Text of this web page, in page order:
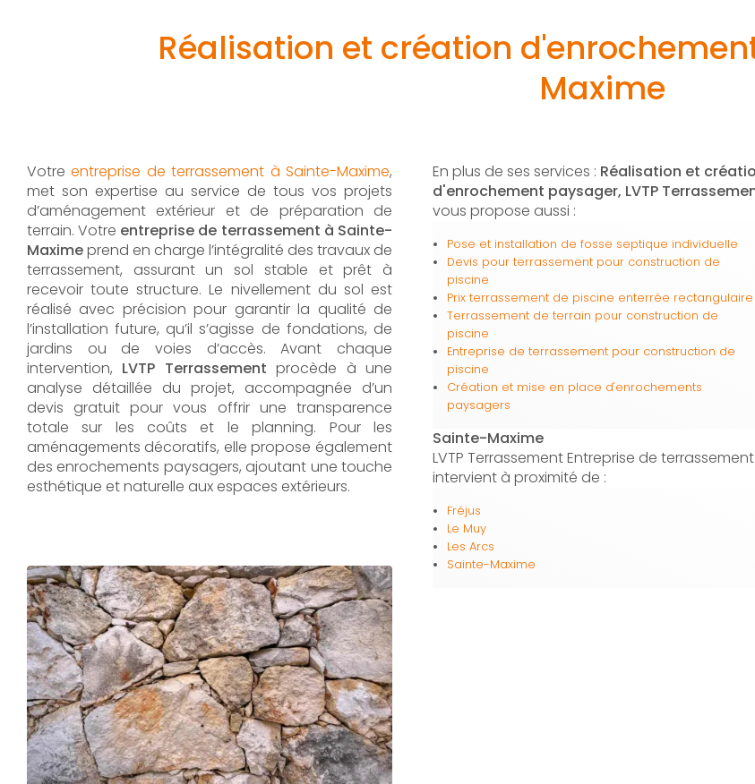
Réalisation et création
Maxime
Votre entreprise de terrassement à Sainte-Maxime,
met son expertise au service de tous vos projets
d’aménagement extérieur et de préparation de
terrain. Votre entreprise de terrassement à Sainte-
Maximeprend en charge l’intégralité des travaux de
terrassement, assurant un sol stable et prêt à
recevoir toute structure. Le nivellement du sol est
réalisé avec précision pour garantir la qualité de
l’installation future, qu’il s’agisse de fondations, de
jardins ou de voies d’accès. Avant chaque
intervention, LVTP Terrassementprocède à une
analyse détaillée du projet, accompagnée d’un
devis gratuit pour vous offrir une transparence
totale sur les coûts et le planning. Pour les
aménagements décoratifs, elle propose également
des enrochements paysagers, ajoutant une touche
esthétique et naturelle aux espaces extérieurs.
En plus de ses services : Réalisation et
d'enrochement paysager, LVTP
vous propose aussi :
Pose et installation de fosse septique individuelle
Devis pour terrassement pour construction de
piscine
Prix terrassement de piscine enterrée rectangulaire
Terrassement de terrain pour construction de
piscine
Entreprise de terrassement pour construction de
piscine
Création et mise en place d'enrochements
paysagers
Sainte-Maxime
LVTP Terrassement Entreprise de terrassement
intervient à proximité de :
Fréjus
Le Muy
Les Arcs
Sainte-Maxime